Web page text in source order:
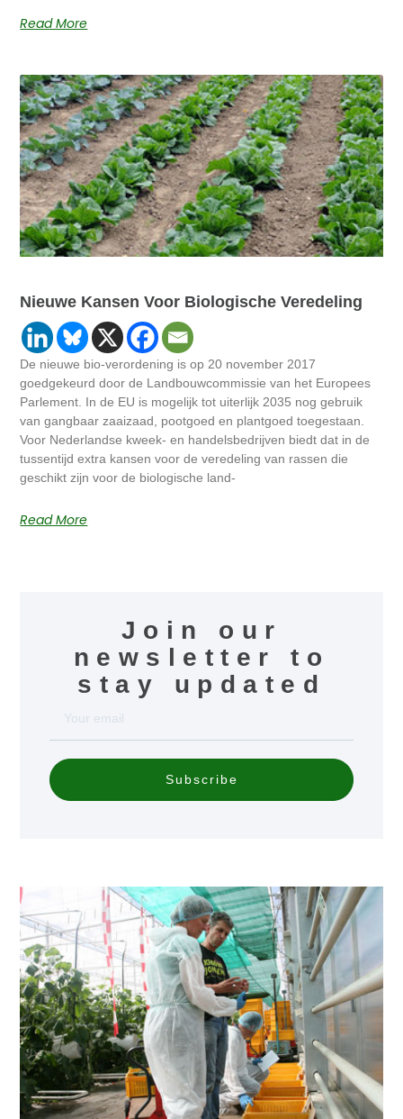
Read More
Nieuwe Kansen Voor Biologische Veredeling
De nieuwe bio-verordening is op 20 november 2017
goedgekeurd door de Landbouwcommissie van het Europees
Parlement. In de EU is mogelijk tot uiterlijk 2035 nog gebruik
van gangbaar zaaizaad, pootgoed en plantgoed toegestaan.
Voor Nederlandse kweek- en handelsbedrijven biedt dat in de
tussentijd extra kansen voor de veredeling van rassen die
geschikt zijn voor de biologische land-
Read More
Join our
newsletter to
stay updated
Subscribe